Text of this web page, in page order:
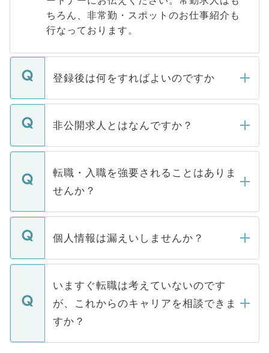
ちろん、非常勤・スポットのお仕事紹介も
行なっております。
登録後は何をすればよいのですか
ご登録いただきましたら、弊社担当者がご
登録内容を確認し、その後メールもしくは
ます。通常、5営業日以内にはご連絡をせて
いただきますので、しばらくお待ちくださ
い。
非公開求人とはなんですか？
マイナビDOCTORで取り扱っている求人の
うち約3割は、Webサイトからご覧いただ
けない「非公開求人」です。非公開求人は
下記の理由によって、一般には公開してい
ません。
■応募殺到を避けるため 人気のある医療機
関を公にしてしまうと、応募が殺到する場
に、医療機関が求める条件に合った人材の
みを人材紹介会社に依頼するケースが増え
ています。
転職・入職を強要されることはありま
せんか？
転職・入職を強要することは一切ありませ
ん。また、仮に応募先から内定をいただい
定を承諾する必要はありません。内定先へ
の辞退の連絡はキャリアパートナーが行い
ますので、ご安心ください。
個人情報は漏えいしませんか？
個人情報が漏えいすることはありませんの
で、ご安心ください。当サイトからの登録
などで収集したご登録者様の個人情報は、
ご本人のキャリアアップおよび転職活動の
支援を目的に使用いたします。お預かりし
ているすべての個人データはご本人の許可
いますぐ転職は考えていないのです
が、これからのキャリアを相談できま
すか？